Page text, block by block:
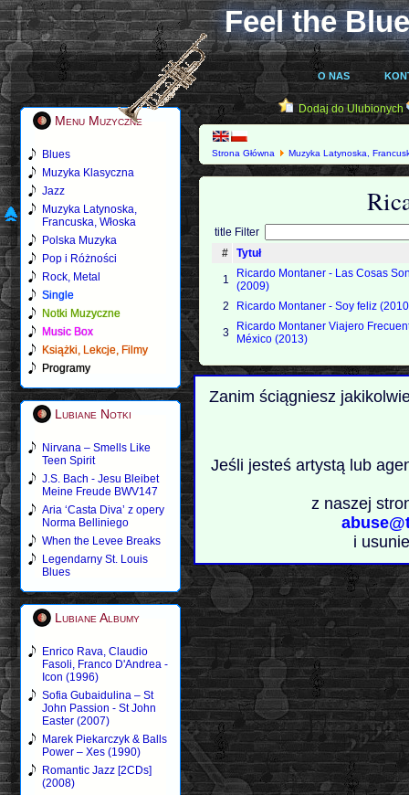
Feel the
O NAS
Menu Muzyczne
Blues
Muzyka Klasyczna
Jazz
Muzyka Latynoska,
Francuska, Włoska
Polska Muzyka
Pop i Różności
Rock, Metal
Single
Notki Muzyczne
Music Box
Książki, Lekcje, Filmy
Programy
Lubiane Notki
Nirvana – Smells Like
Teen Spirit
J.S. Bach - Jesu Bleibet
Meine Freude BWV147
Aria ‘Casta Diva’ z opery
Norma Belliniego
When the Levee Breaks
Legendarny St. Louis
Blues
Lubiane Albumy
Enrico Rava, Claudio
Fasoli, Franco D'Andrea -
Icon (1996)
Sofia Gubaidulina – St
John Passion - St John
Easter (2007)
Marek Piekarczyk & Balls
Power – Xes (1990)
Romantic Jazz [2CDs]
(2008)
Dodaj do Ulubionych
Strona Główna Muzyka Latynoska,
title Filter
#
Tytuł
1
Ricardo Montaner - Las Cosas
(2009)
2
Ricardo Montaner - Soy feliz
3
Ricardo Montaner Viajero
México (2013)
Zanim ściągniesz
Jeśli jesteś artystą lub
z naszej
i